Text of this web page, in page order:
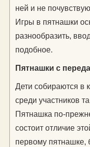
ней и не
Игры в пятнашки
разнообразить,
подобное.
Пятнашки с
Дети собираются в
среди участников
Пятнашка по-
состоит отличие
первому пятнашке,